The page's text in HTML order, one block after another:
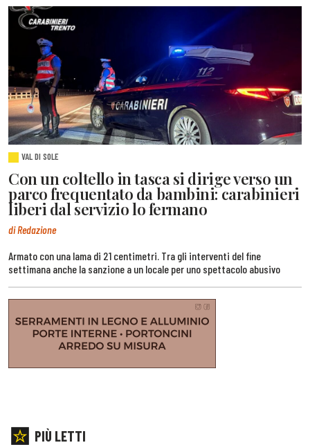
VAL DI SOLE
Con un coltello in tasca si dirige verso un
parco frequentato da bambini: carabinieri
liberi dal servizio lo fermano
di Redazione
Armato con una lama di 21 centimetri. Tra gli interventi del fine
settimana anche la sanzione a un locale per uno spettacolo abusivo
PIÙ LETTI